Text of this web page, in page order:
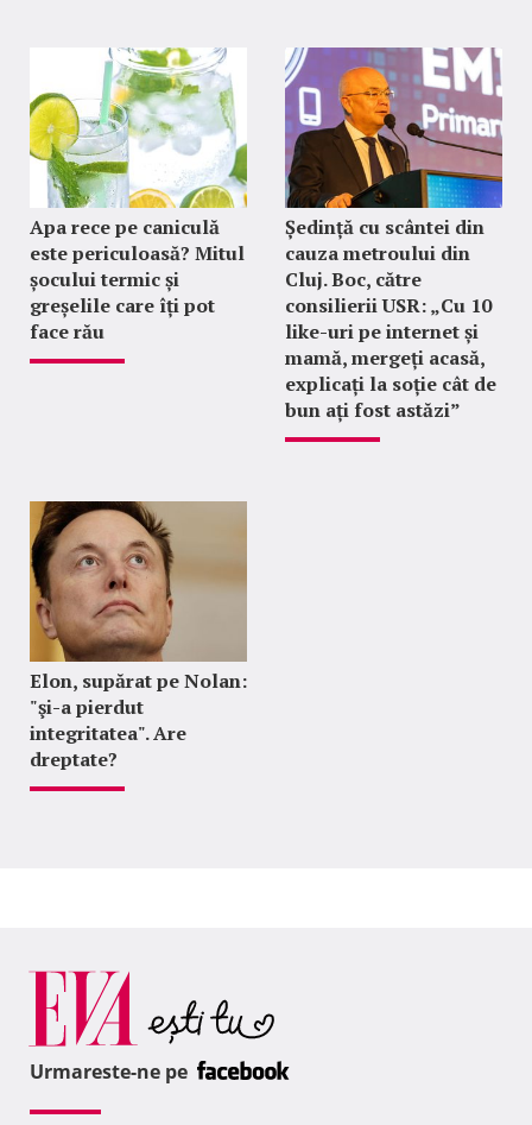
Apa rece pe caniculă
este periculoasă? Mitul
șocului termic și
greșelile care îți pot
face rău
Ședință cu scântei din
cauza metroului din
Cluj. Boc, către
consilierii USR: „Cu 10
like-uri pe internet și
mamă, mergeți acasă,
explicați la soție cât de
bun ați fost astăzi”
Elon, supărat pe Nolan:
"şi-a pierdut
integritatea". Are
dreptate?
Urmareste-ne pe